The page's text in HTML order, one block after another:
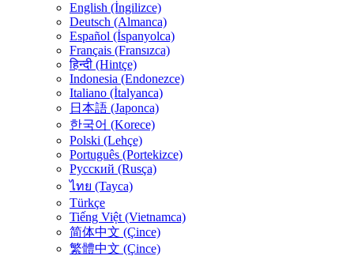
English (İngilizce)
Deutsch (Almanca)
Español (İspanyolca)
Français (Fransızca)
हिन्दी (Hintçe)
Indonesia (Endonezce)
Italiano (İtalyanca)
日本語 (Japonca)
한국어 (Korece)
Polski (Lehçe)
Português (Portekizce)
Русский (Rusça)
ไทย (Tayca)
Türkçe
Tiếng Việt (Vietnamca)
简体中文 (Çince)
繁體中文 (Çince)